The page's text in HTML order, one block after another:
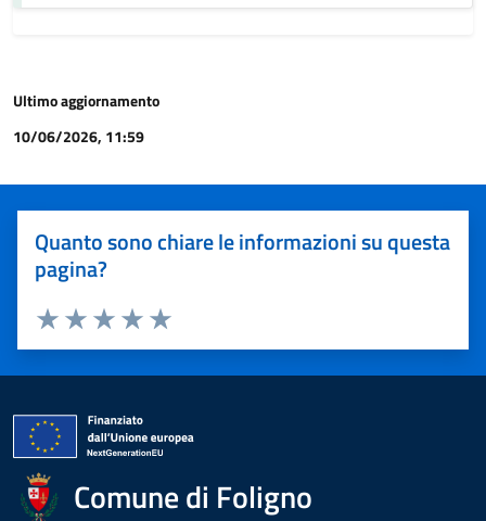
Ultimo aggiornamento
10/06/2026, 11:59
Quanto sono chiare le informazioni su questa
pagina?
Valuta 5 stelle su 5
Valuta 4 stelle su 5
Valuta 3 stelle su 5
Valuta 2 stelle su 5
Valuta 1 stelle su 5
Comune di Foligno